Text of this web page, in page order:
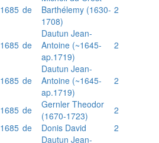
de
Barthélemy (1630-
1708)
2
de
Dautun Jean-
Antoine (~1645-
ap.1719)
2
de
Dautun Jean-
Antoine (~1645-
ap.1719)
2
de
Gernler Theodor
(1670-1723)
2
de Donis David
2
Dautun Jean-